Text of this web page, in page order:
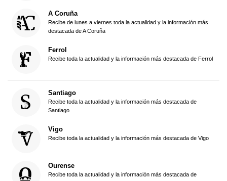
A Coruña
Recibe de lunes a viernes toda la actualidad y la información más
destacada de A Coruña
Ferrol
Recibe toda la actualidad y la información más destacada de Ferrol
Santiago
Recibe toda la actualidad y la información más destacada de
Santiago
Vigo
Recibe toda la actualidad y la información más destacada de Vigo
Ourense
Recibe toda la actualidad y la información más destacada de